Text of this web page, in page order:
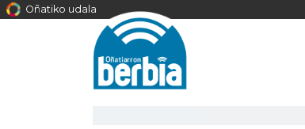
Oñatiko udala